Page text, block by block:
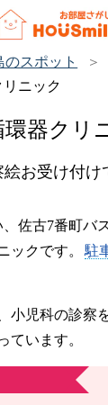
のスポット
ニック
器クリ
お受け付け
、佐古7番町バ
ックです。
駐
小児科の診察
ています。